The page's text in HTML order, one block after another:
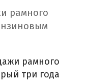
рамного
рамного
три года